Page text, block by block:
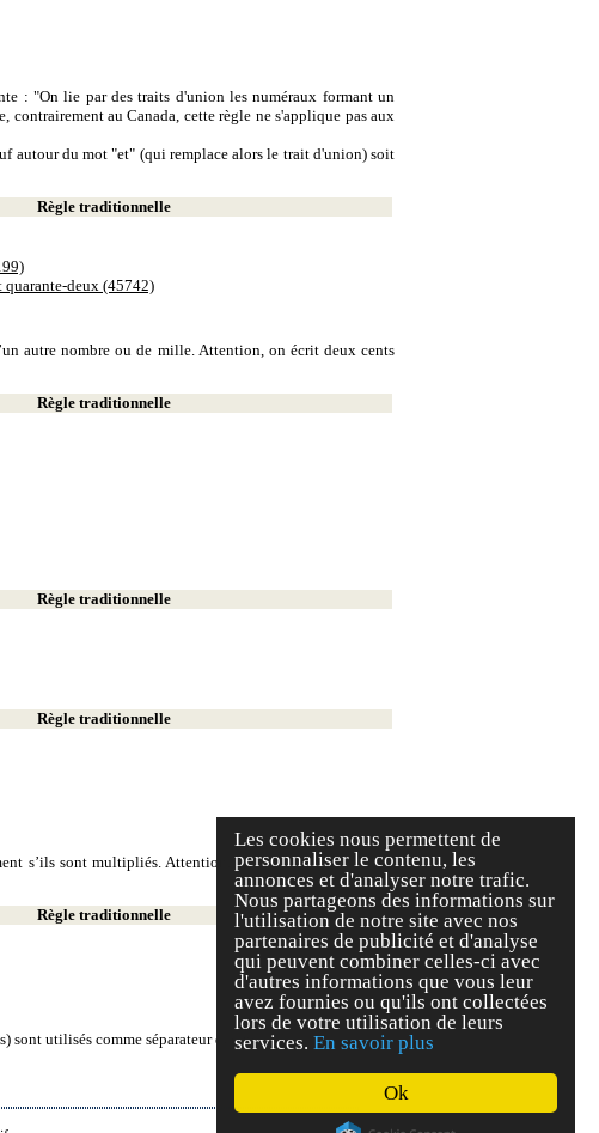
Ok
Les cookies nous permettent de
personnaliser le contenu, les
annonces et d'analyser notre trafic.
Nous partageons des informations sur
l'utilisation de notre site avec nos
partenaires de publicité et d'analyse
qui peuvent combiner celles-ci avec
d'autres informations que vous leur
avez fournies ou qu'ils ont collectées
lors de votre utilisation de leurs
services. En savoir plus
: "On lie par des traits d'union les numéraux formant un
au Canada, cette règle ne s'applique pas aux
autour du mot "et" (qui remplace alors le trait d'union) soit
Règle traditionnelle
deux (45742)
autre nombre ou de mille. Attention, on écrit deux cents
Règle traditionnelle
Règle traditionnelle
Règle traditionnelle
s’ils sont multipliés. Attention, on écrit deux milliers et
Règle traditionnelle
sont utilisés comme séparateur décimal.